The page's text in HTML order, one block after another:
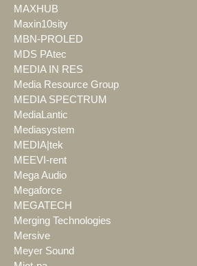
MAXHUB
Maxin10sity
MBN-PROLED
MDS PAtec
MEDIA IN RES
Media Resource Group
MEDIA SPECTRUM
MediaLantic
Mediasystem
MEDIA|tek
MEEVI-rent
Mega Audio
Megaforce
MEGATECH
Merging Technologies
Mersive
Meyer Sound